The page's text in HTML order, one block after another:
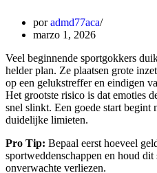
poradmd77aca
marzo 1, 2026
Veel beginnende sportgokkers
helder plan. Ze plaatsen grote
op een gelukstreffer en eindigen
Het grootste risico is dat emoties
snel slinkt. Een goede start begint
duidelijke limieten.
Pro Tip: Bepaal eerst hoeveel
sportweddenschappen en houd
onverwachte verliezen.